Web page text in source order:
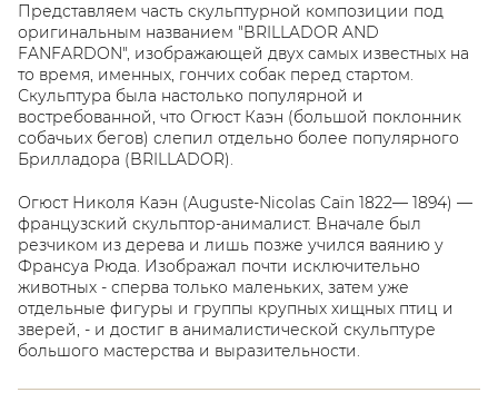
Представляем часть скульптурной композиции под
оригинальным названием "BRILLADOR AND
FANFARDON", изображающей двух самых известных на
то время, именных, гончих собак перед стартом.
Скульптура была настолько популярной и
востребованной, что Огюст Каэн (большой поклонник
собачьих бегов) слепил отдельно более популярного
Брилладора (BRILLADOR).
Огюст Николя Каэн (Auguste-Nicolas Caïn 1822— 1894) —
французский скульптор-анималист. Вначале был
резчиком из дерева и лишь позже учился ваянию у
Франсуа Рюда. Изображал почти исключительно
животных - сперва только маленьких, затем уже
отдельные фигуры и группы крупных хищных птиц и
зверей, - и достиг в анималистической скульптуре
большого мастерства и выразительности.